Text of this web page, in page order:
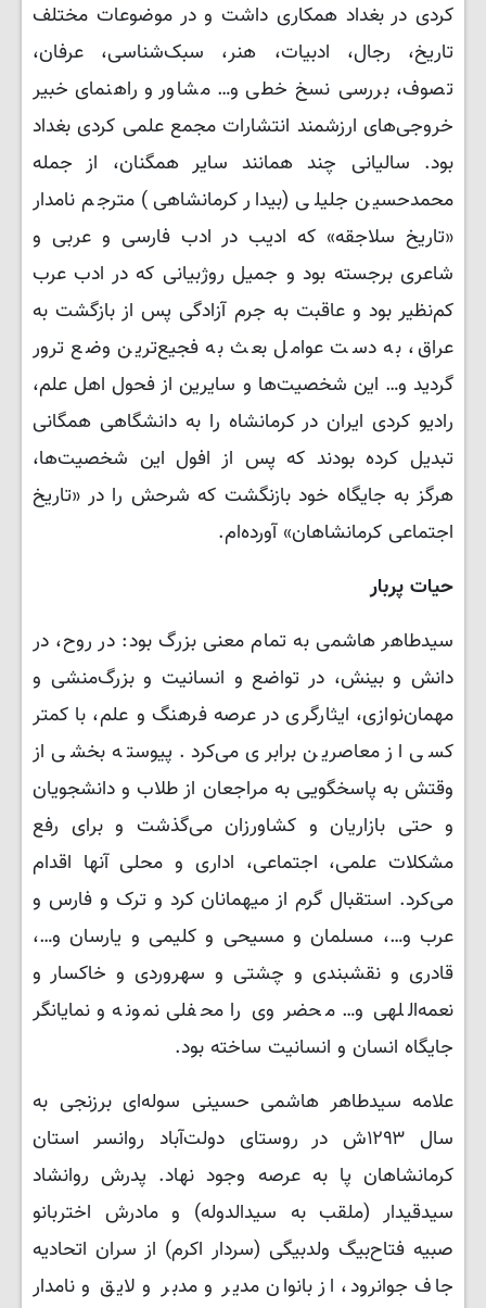
کردی در بغداد همکاری داشت و در موضوعات مختلف
تاریخ، رجال، ادبیات، هنر، سبک‌شناسی، عرفان،
تصوف، بررسی نسخ خطی و… مشاور و راهنمای خبیر
خروجی‌های ارزشمند انتشارات مجمع علمی کردی بغداد
بود. سالیانی چند همانند سایر همگنان، از جمله
محمدحسین جلیلی (بیدار کرمانشاهی) مترجم نامدار
«تاریخ سلاجقه» که ادیب در ادب فارسی و عربی و
شاعری برجسته بود و جمیل روژبیانی که در ادب عرب
کم‌نظیر بود و عاقبت به جرم آزادگی پس از بازگشت به
عراق، به دست عوامل بعث به فجیع‌ترین وضع ترور
گردید و… این شخصیت‌ها و سایرین از فحول اهل علم،
رادیو کردی ایران در کرمانشاه را به دانشگاهی همگانی
تبدیل کرده بودند که پس از افول این شخصیت‌ها،
هرگز به جایگاه خود بازنگشت که شرحش را در «تاریخ
اجتماعی کرمانشاهان» آورده‌ام.
حیات پربار
سیدطاهر هاشمی به تمام معنی بزرگ بود: در روح، در
دانش و بینش، در تواضع و انسانیت و بزرگ‌منشی و
مهمان‌نوازی، ایثارگری در عرصه فرهنگ و علم، با کمتر
کسی از معاصرین برابری می‌کرد. پیوسته بخشی از
وقتش به پاسخگویی به مراجعان از طلاب و دانشجویان
و حتی بازاریان و کشاورزان می‌گذشت و برای رفع
مشکلات علمی، اجتماعی، اداری و محلی آنها اقدام
می‌کرد. استقبال گرم از میهمانان کرد و ترک و فارس و
عرب و…، مسلمان و مسیحی و کلیمی و یارسان و…،
قادری و نقشبندی و چشتی و سهروردی و خاکسار و
نعمه‌اللهی و… محضر وی را محفلی نمونه و نمایانگر
جایگاه انسان و انسانیت ساخته بود.
علامه سیدطاهر هاشمی حسینی سوله‌ای برزنجی به
سال ۱۲۹۳ش در روستای دولت‌آباد روانسر استان
کرمانشاهان پا به عرصه وجود نهاد. پدرش روانشاد
سیدقیدار (ملقب به سیدالدوله) و مادرش اختربانو
صبیه فتاح‌بیگ ولدبیگی (سردار اکرم) از سران اتحادیه
جاف جوانرود، از بانوان مدیر و مدبر و لایق و نامدار